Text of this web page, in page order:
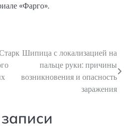
«Фарго».
Шипица с локализацией на
пальце руки: причины
возникновения и опасность
заражения